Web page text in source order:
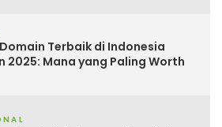
Terbaik di Indonesia
2025: Mana yang Paling Worth